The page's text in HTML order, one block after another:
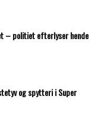
– politiet efterlyser hende
og spytteri i Super